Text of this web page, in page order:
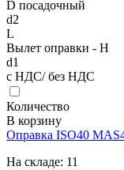
D посадочный
d2
L
Вылет оправки - H
d1
с НДС/ без НДС
Количество
В корзину
Оправка ISO40
На складе: 11